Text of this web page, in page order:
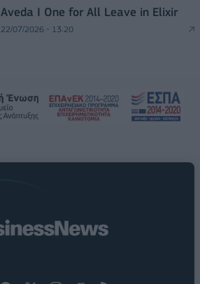
Aveda I One for All Leave in Elixir
22/07/2026 - 13:20